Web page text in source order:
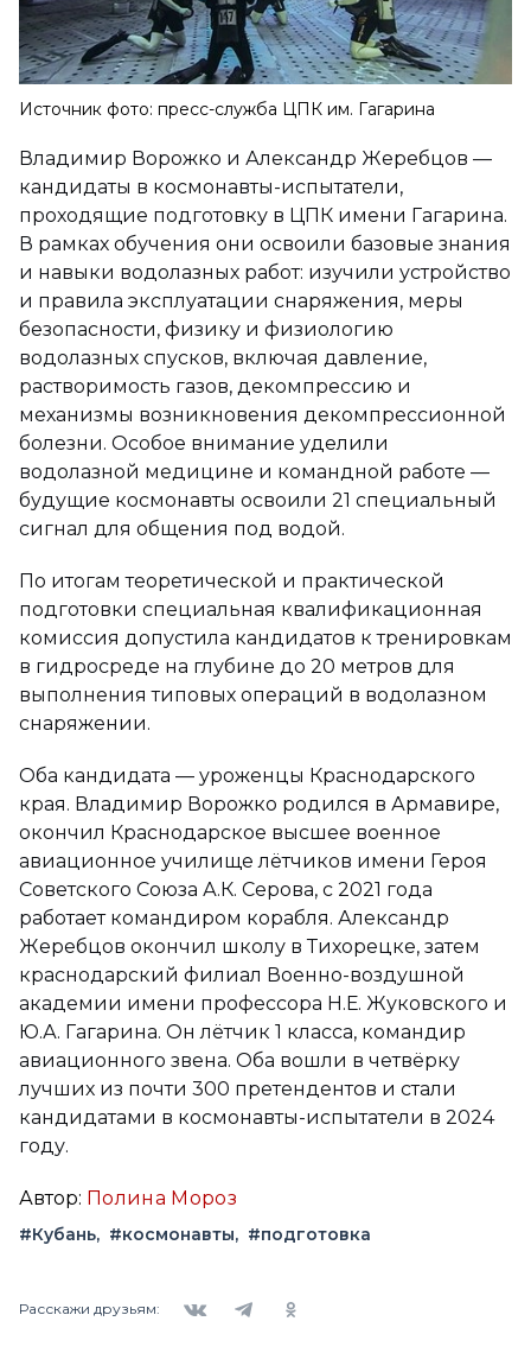
Источник фото: пресс-служба ЦПК им. Гагарина
Владимир Ворожко и Александр Жеребцов —
кандидаты в космонавты-испытатели,
проходящие подготовку в ЦПК имени Гагарина.
В рамках обучения они освоили базовые знания
и навыки водолазных работ: изучили устройство
и правила эксплуатации снаряжения, меры
безопасности, физику и физиологию
водолазных спусков, включая давление,
растворимость газов, декомпрессию и
механизмы возникновения декомпрессионной
болезни. Особое внимание уделили
водолазной медицине и командной работе —
будущие космонавты освоили 21 специальный
сигнал для общения под водой.
По итогам теоретической и практической
подготовки специальная квалификационная
комиссия допустила кандидатов к тренировкам
в гидросреде на глубине до 20 метров для
выполнения типовых операций в водолазном
снаряжении.
Оба кандидата — уроженцы Краснодарского
края. Владимир Ворожко родился в Армавире,
окончил Краснодарское высшее военное
авиационное училище лётчиков имени Героя
Советского Союза А.К. Серова, с 2021 года
работает командиром корабля. Александр
Жеребцов окончил школу в Тихорецке, затем
краснодарский филиал Военно-воздушной
академии имени профессора Н.Е. Жуковского и
Ю.А. Гагарина. Он лётчик 1 класса, командир
авиационного звена. Оба вошли в четвёрку
лучших из почти 300 претендентов и стали
кандидатами в космонавты-испытатели в 2024
году.
Автор: Полина Мороз
#Кубань #космонавты #подготовка
Расскажи друзьям: